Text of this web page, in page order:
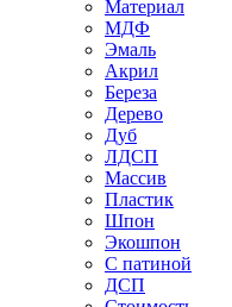
Материал
МДФ
Эмаль
Акрил
Береза
Дерево
Дуб
ЛДСП
Массив
Пластик
Шпон
Экошпон
С патиной
ДСП